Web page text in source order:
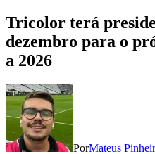
Tricolor terá
dezembro para o
a 2026
PorMateus